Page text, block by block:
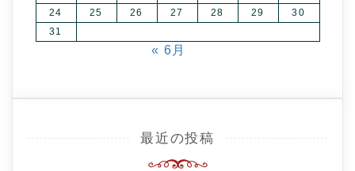
24
25 26 27 28 29
30
31
« 6月
最近の投稿